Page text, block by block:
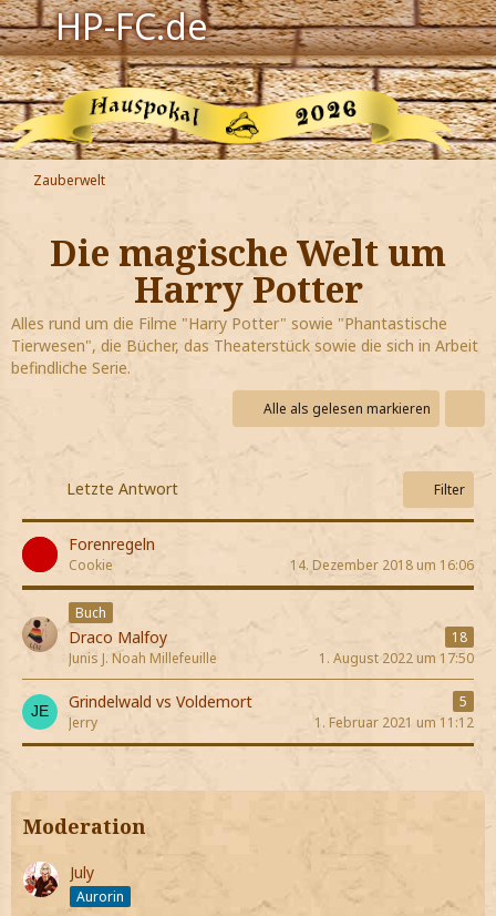
HP-FC.de
Navigation
Harry Potter
Der HP-FC
Hogwarts
Zauberwelt
Willkommen
Jetzt Fanclub-Mitglied werden!
Zauberwelt
Die magische Welt um
Harry Potter
Alles rund um die Filme "Harry Potter" sowie "Phantastische
Tierwesen", die Bücher, das Theaterstück sowie die sich in Arbeit
befindliche Serie.
Alle als gelesen markieren
Letzte Antwort Filter
Forenregeln
Cookie 14. Dezember 2018 um 16:06
Buch
Draco Malfoy
18
Junis J. Noah Millefeuille
1. August 2022 um 17:50
Grindelwald vs Voldemort
5
Jerry
1. Februar 2021 um 11:12
Moderation
July
Aurorin